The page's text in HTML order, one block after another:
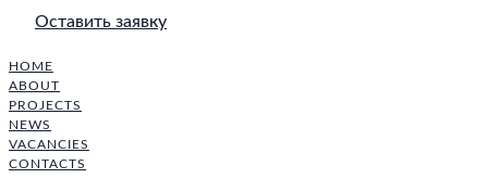
Оставить заявку
HOME
ABOUT
PROJECTS
NEWS
VACANCIES
CONTACTS